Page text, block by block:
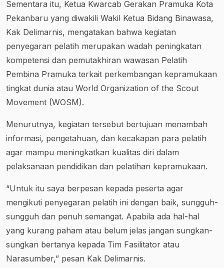
Sementara itu, Ketua Kwarcab Gerakan Pramuka Kota
Pekanbaru yang diwakili Wakil Ketua Bidang Binawasa,
Kak Delimarnis, mengatakan bahwa kegiatan
penyegaran pelatih merupakan wadah peningkatan
kompetensi dan pemutakhiran wawasan Pelatih
Pembina Pramuka terkait perkembangan kepramukaan
tingkat dunia atau World Organization of the Scout
Movement (WOSM).
Menurutnya, kegiatan tersebut bertujuan menambah
informasi, pengetahuan, dan kecakapan para pelatih
agar mampu meningkatkan kualitas diri dalam
pelaksanaan pendidikan dan pelatihan kepramukaan.
“Untuk itu saya berpesan kepada peserta agar
mengikuti penyegaran pelatih ini dengan baik, sungguh-
sungguh dan penuh semangat. Apabila ada hal-hal
yang kurang paham atau belum jelas jangan sungkan-
sungkan bertanya kepada Tim Fasilitator atau
Narasumber,” pesan Kak Delimarnis.